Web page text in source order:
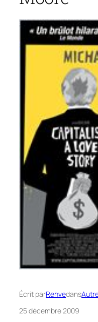
Écrit parRehvedans
25 décembre 2009